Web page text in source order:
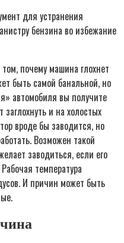
для устранения
бензина во избежание
почему машина глохнет
быть самой банальной, но
автомобиля вы получите
и на холостых
вроде бы заводится, но
Возможен такой
заводиться, если его
температура
И причин может быть